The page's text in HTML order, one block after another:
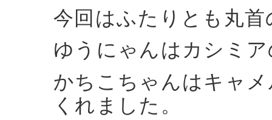
今回はふたりとも丸
ゆうにゃんはカシミ
かちこちゃんはキャ
くれました。